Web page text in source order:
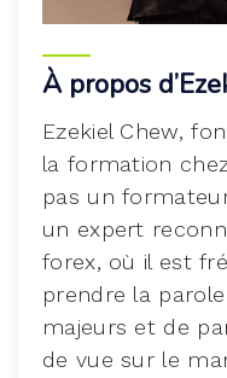
À propos
Ezekiel Chew,
la formation
pas un
un expert
forex, où il est
prendre la
majeurs et de
de vue sur le